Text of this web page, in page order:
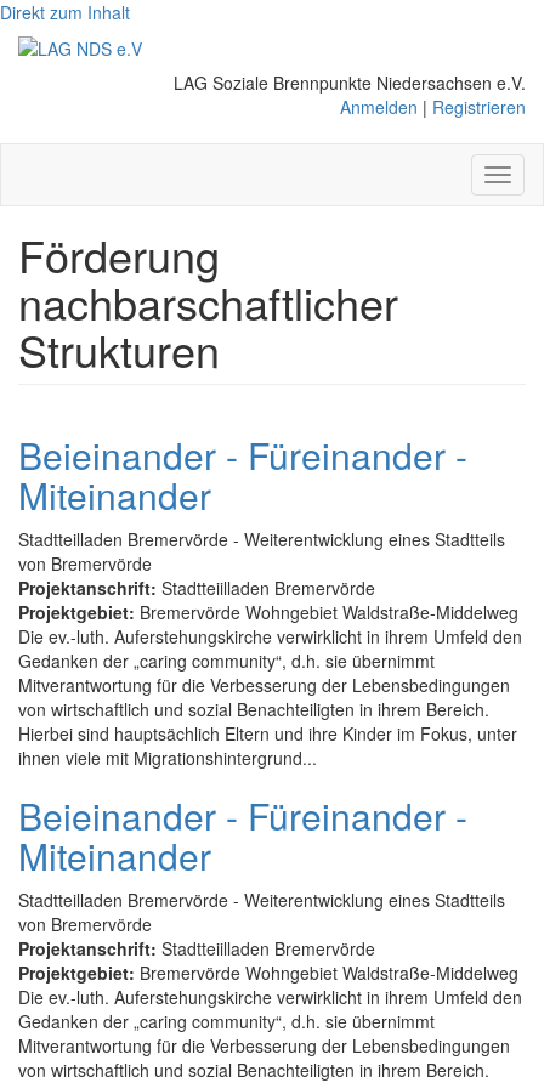
Direkt zum Inhalt
LAG Soziale Brennpunkte Niedersachsen e.V.
Anmelden | Registrieren
Förderung
nachbarschaftlicher
Strukturen
Beieinander - Füreinander -
Miteinander
Stadtteilladen Bremervörde - Weiterentwicklung eines Stadtteils
von Bremervörde
Projektanschrift: Stadtteiilladen Bremervörde
Projektgebiet: Bremervörde Wohngebiet Waldstraße-Middelweg
Die ev.-luth. Auferstehungskirche verwirklicht in ihrem Umfeld den
Gedanken der „caring community“, d.h. sie übernimmt
Mitverantwortung für die Verbesserung der Lebensbedingungen
von wirtschaftlich und sozial Benachteiligten in ihrem Bereich.
Hierbei sind hauptsächlich Eltern und ihre Kinder im Fokus, unter
ihnen viele mit Migrationshintergrund...
Beieinander - Füreinander -
Miteinander
Stadtteilladen Bremervörde - Weiterentwicklung eines Stadtteils
von Bremervörde
Projektanschrift: Stadtteiilladen Bremervörde
Projektgebiet: Bremervörde Wohngebiet Waldstraße-Middelweg
Die ev.-luth. Auferstehungskirche verwirklicht in ihrem Umfeld den
Gedanken der „caring community“, d.h. sie übernimmt
Mitverantwortung für die Verbesserung der Lebensbedingungen
von wirtschaftlich und sozial Benachteiligten in ihrem Bereich.